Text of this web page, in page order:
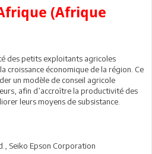
(Afrique
des petits exploitants agricoles
croissance économique de la région. Ce
un modèle de conseil agricole
afin d’accroître la productivité des
leurs moyens de subsistance.
Seiko Epson Corporation